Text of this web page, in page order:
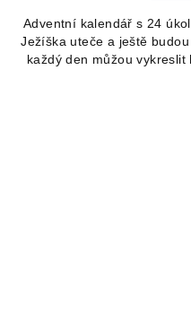
Adventní kalendář s 24
Ježíška uteče a ještě
každý den můžou vykreslit